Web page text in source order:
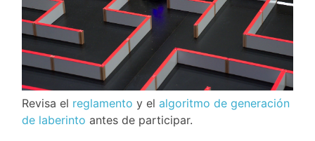
Revisa el reglamento y elalgoritmo de generación
de laberinto antes de participar.